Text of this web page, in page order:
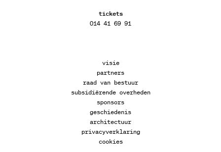
tickets
014 41 69 91
visie
partners
raad van bestuur
subsidiërende overheden
sponsors
geschiedenis
architectuur
privacyverklaring
cookies